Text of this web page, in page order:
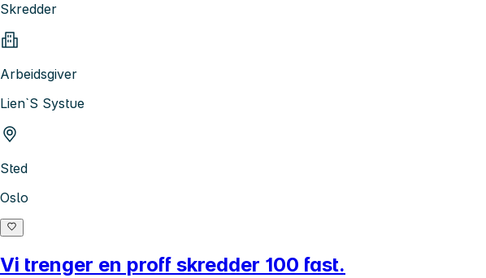
Skredder
Arbeidsgiver
Lien`S Systue
Sted
Oslo
Vi trenger en proff skredder 100 fast.